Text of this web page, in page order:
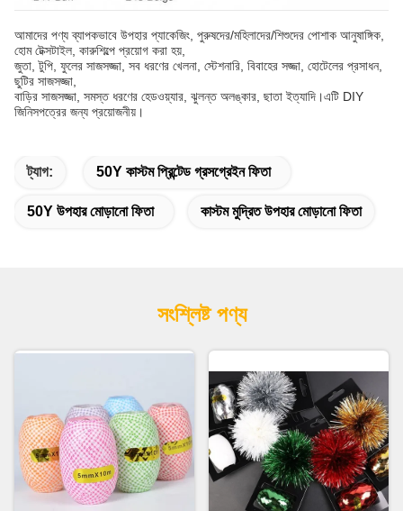
আমাদের পণ্য ব্যাপকভাবে উপহার প্যাকেজিং, পুরুষদের/মহিলাদের/শিশুদের পোশাক আনুষাঙ্গিক,
হোম টেক্সটাইল, কারুশিল্পে প্রয়োগ করা হয়,
জুতা, টুপি, ফুলের সাজসজ্জা, সব ধরণের খেলনা, স্টেশনারি, বিবাহের সজ্জা, হোটেলের প্রসাধন,
ছুটির সাজসজ্জা,
বাড়ির সাজসজ্জা, সমস্ত ধরণের হেডওয়্যার, ঝুলন্ত অলঙ্কার, ছাতা ইত্যাদি।এটি DIY
জিনিসপত্রের জন্য প্রয়োজনীয়।
ট্যাগ: 50Y কাস্টম প্রিন্টেড গ্রসগ্রেইন ফিতা
50Y উপহার মোড়ানো ফিতা কাস্টম মুদ্রিত উপহার মোড়ানো ফিতা
সংশ্লিষ্ট পণ্য